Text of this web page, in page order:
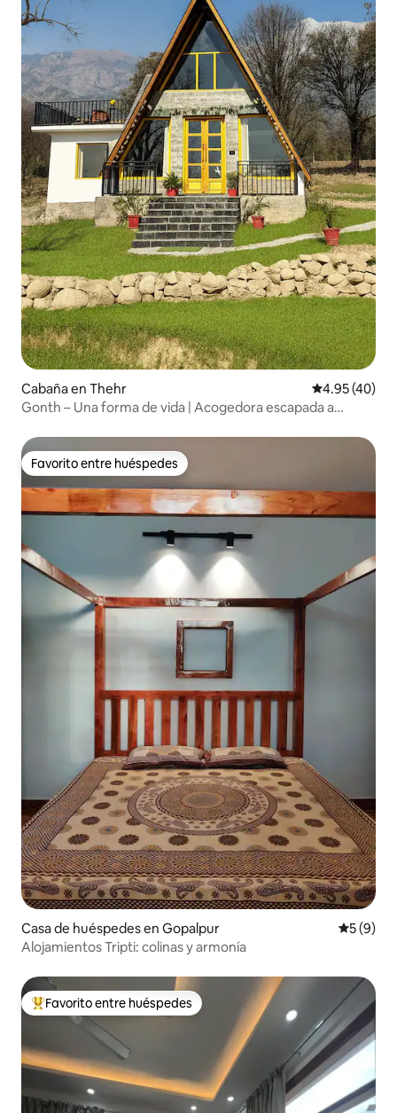
Cabaña en Thehr Calificación
4.95 (40)
Gonth – Una forma de vida | Acogedora escapada a
Favorito entre huéspedes
Favorito entre huéspedes
Casa de huéspedes en Gopalpur
5 (9)
Alojamientos Tripti: colinas y armonía
De los mejores en Favorito entre huéspedes
Favorito entre huéspedes